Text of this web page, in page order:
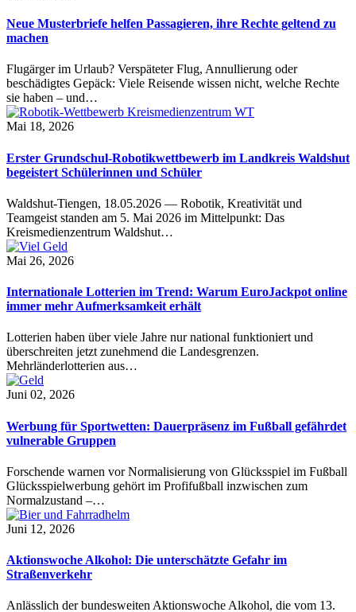
Neue Musterbriefe helfen Passagieren, ihre Rechte geltend zu
machen
Flugärger im Urlaub? Verspäteter Flug, Annullierung oder
beschädigtes Gepäck: Viele Reisende wissen nicht, welche Rechte
sie haben – und…
Mai 18, 2026
Erster Grundschul-Robotikwettbewerb im Landkreis Waldshut
begeistert Schülerinnen und Schüler
Waldshut-Tiengen, 18.05.2026 — Robotik, Kreativität und
Teamgeist standen am 5. Mai 2026 im Mittelpunkt: Das
Kreismedienzentrum Waldshut…
Mai 26, 2026
Internationale Lotterien im Trend: Warum EuroJackpot online
immer mehr Aufmerksamkeit erhält
Lotterien haben über viele Jahre nur national funktioniert und
überschreiten jetzt zunehmend die Landesgrenzen.
Mehrländerlotterien aus…
Juni 02, 2026
Werbung für Sportwetten: Dauerpräsenz im Fußball gefährdet
vulnerable Gruppen
Forschende warnen vor Normalisierung von Glücksspiel im Fußball
Glücksspielwerbung gehört im Profifußball inzwischen zum
Normalzustand –…
Juni 12, 2026
Aktionswoche Alkohol: Die unterschätzte Gefahr im
Straßenverkehr
Anlässlich der bundesweiten Aktionswoche Alkohol, die vom 13.